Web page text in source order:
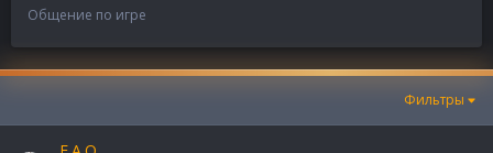
Общение по игре
Фильтры